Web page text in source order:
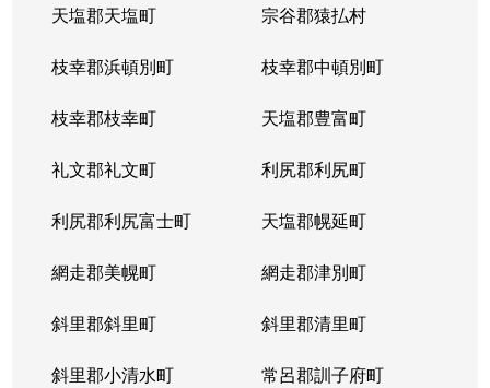
天塩郡天塩町 宗谷郡猿払村
枝幸郡浜頓別町 枝幸郡中頓別町
枝幸郡枝幸町 天塩郡豊富町
礼文郡礼文町 利尻郡利尻町
利尻郡利尻富士町 天塩郡幌延町
網走郡美幌町 網走郡津別町
斜里郡斜里町 斜里郡清里町
斜里郡小清水町 常呂郡訓子府町